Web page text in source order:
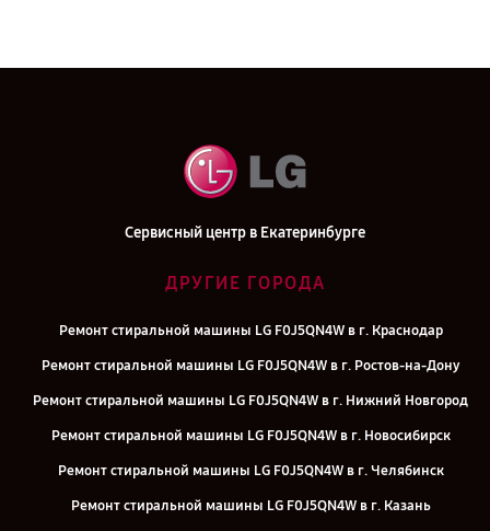
Сервисный центр в Екатеринбурге
ДРУГИЕ ГОРОДА
Ремонт стиральной машины LG F0J5QN4W в г. Краснодар
Ремонт стиральной машины LG F0J5QN4W в г. Ростов-на-Дону
Ремонт стиральной машины LG F0J5QN4W в г. Нижний Новгород
Ремонт стиральной машины LG F0J5QN4W в г. Новосибирск
Ремонт стиральной машины LG F0J5QN4W в г. Челябинск
Ремонт стиральной машины LG F0J5QN4W в г. Казань